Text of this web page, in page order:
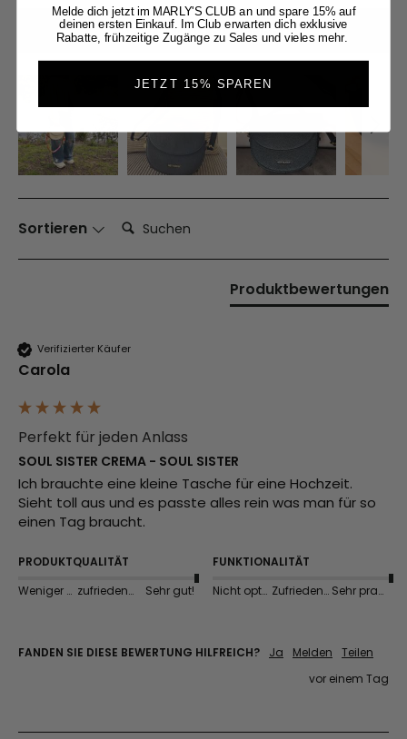
BEWERTUNG SCHREIBEN
Sortieren Suchen:
Produktbewertungen
Verifizierter Käufer
Carola
Perfekt für jeden Anlass
SOUL SISTER CREMA - SOUL SISTER
Ich brauchte eine kleine Tasche für eine Hochzeit.
Sieht toll aus und es passte alles rein was man für so
einen Tag braucht.
PRODUKTQUALITÄT
Weniger gut
zufriedenstellend Sehr gut!
FUNKTIONALITÄT
Nicht optimal
Zufriedenstellend Sehr praktisch
FANDEN SIE DIESE BEWERTUNG HILFREICH? Ja Melden
Teilen
vor einem Tag
Melde dich jetzt im MARLY'S CLUB an und spare 15% auf
deinen ersten Einkauf. Im Club erwarten dich exklusive
Rabatte, frühzeitige Zugänge zu Sales und vieles mehr.
JETZT 15% SPAREN